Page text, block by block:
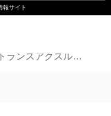
報サイト
Porsche、トランスアクスル誕生50周年を記念した特別企画